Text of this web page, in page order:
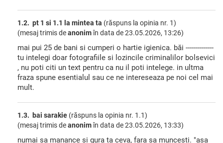
1.2. pt 1 si 1.1 la mintea ta (răspuns la opinia nr. 1)
(mesaj trimis deanonimîn data de23.05.2026, 13:26)
mai pui 25 de bani si cumperi o hartie igienica. băi --------------
tu intelegi doar fotografiile si lozincile criminalilor bolsevici
, nu poti citi un text pentru ca nu il poti intelege. in ultma
fraza spune esentialul sau ce ne intereseaza pe noi cel mai
mult.
1.3. bai sarakie (răspuns la opinia nr. 1.1)
(mesaj trimis deanonimîn data de23.05.2026, 13:33)
numai sa manance si gura ta ceva, fara sa muncesti. "asa